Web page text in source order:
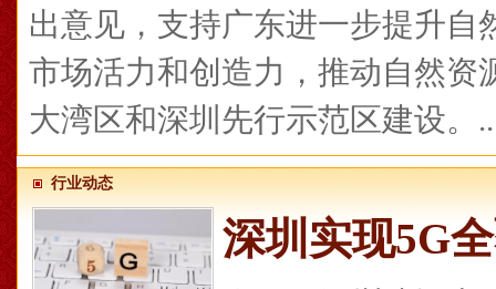
出意见，支持广东进一步提升
市场活力和创造力，推动自然资
大湾区和深圳先行示范区建设。
行业动态
深圳实现5G